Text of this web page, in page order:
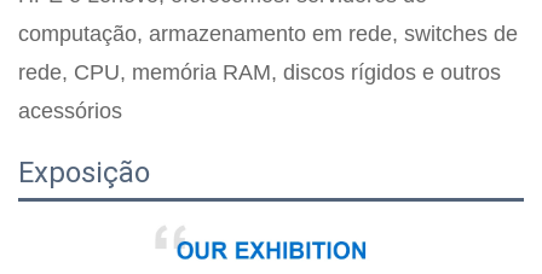
computação, armazenamento em rede, switches de
rede, CPU, memória RAM, discos rígidos e outros
acessórios
Exposição